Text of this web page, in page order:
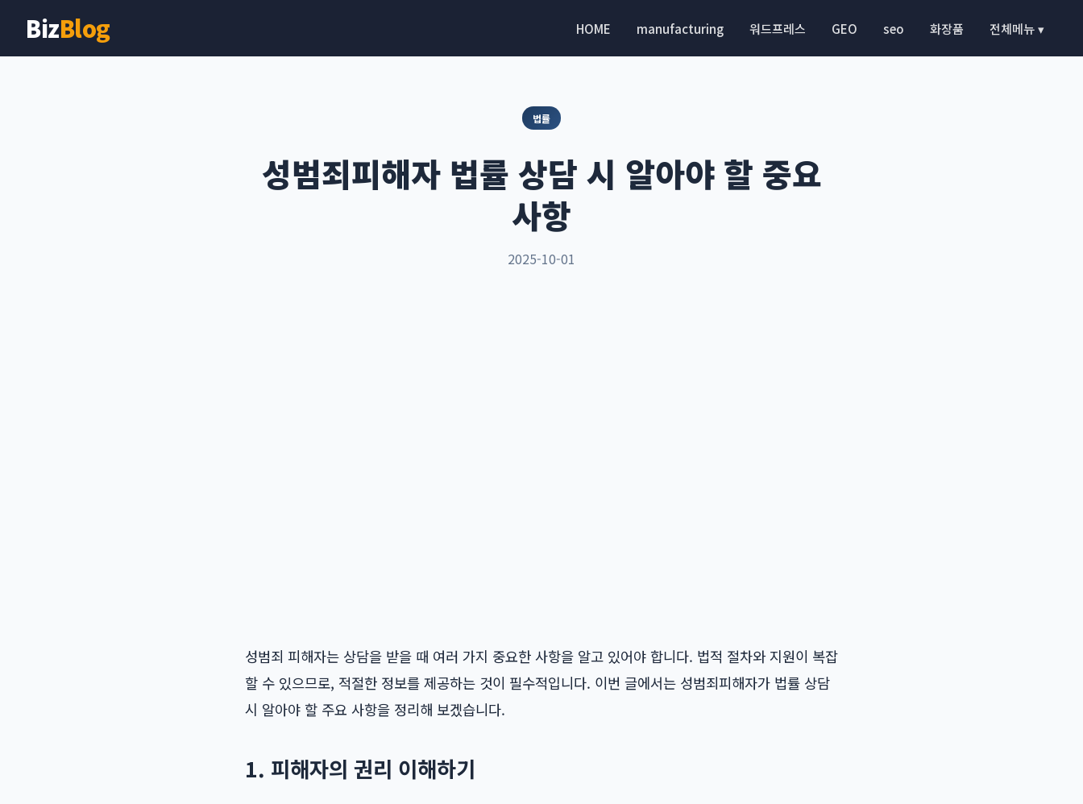
BizBlog HOME manufacturing 워드프레스 GEO seo 화장품 전체메뉴 ▾
법률
성범죄피해자 법률 상담 시 알아야 할 중요
사항
2025-10-01
성범죄 피해자는 상담을 받을 때 여러 가지 중요한 사항을 알고 있어야 합니다. 법적 절차와 지원이 복잡
할 수 있으므로, 적절한 정보를 제공하는 것이 필수적입니다. 이번 글에서는 성범죄피해자가 법률 상담
시 알아야 할 주요 사항을 정리해 보겠습니다.
1. 피해자의 권리 이해하기